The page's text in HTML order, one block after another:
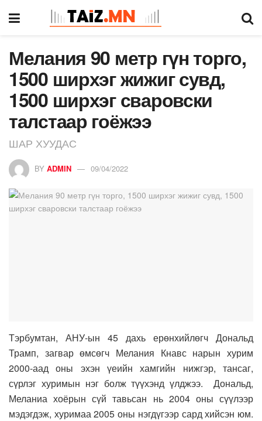
Мелания 90 метр гүн торго,
1500 ширхэг жижиг сувд,
1500 ширхэг сваровски
талстаар гоёжээ
ШАР ХУУДАС
BY ADMIN 09/04/2022
Тэрбумтан, АНУ-ын 45 дахь ерөнхийлөгч Дональд
Трамп, загвар өмсөгч Мелания Кнавс нарын хурим
2000-аад оны эхэн үеийн хамгийн нижгэр, тансаг,
сүрлэг хуримын нэг болж түүхэнд үлджээ. Дональд,
Меланиа хоёрын сүй тавьсан нь 2004 оны сүүлээр
мэдэгдэж, хуримаа 2005 оны нэгдүгээр сард хийсэн юм.